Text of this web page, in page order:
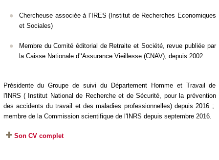
Chercheuse associée à l’IRES (Institut de Recherches Economiques
et Sociales)
Membre du Comité éditorial de Retraite et Société, revue publiée par
la Caisse Nationale d’‘Assurance Vieillesse (CNAV), depuis 2002
Présidente du Groupe de suivi du Département Homme et Travail de
l'INRS ( Institut National de Recherche et de Sécurité, pour la prévention
des accidents du travail et des maladies professionnelles) depuis 2016 ;
membre de la Commission scientifique de l'INRS depuis septembre 2016.
Son CV complet